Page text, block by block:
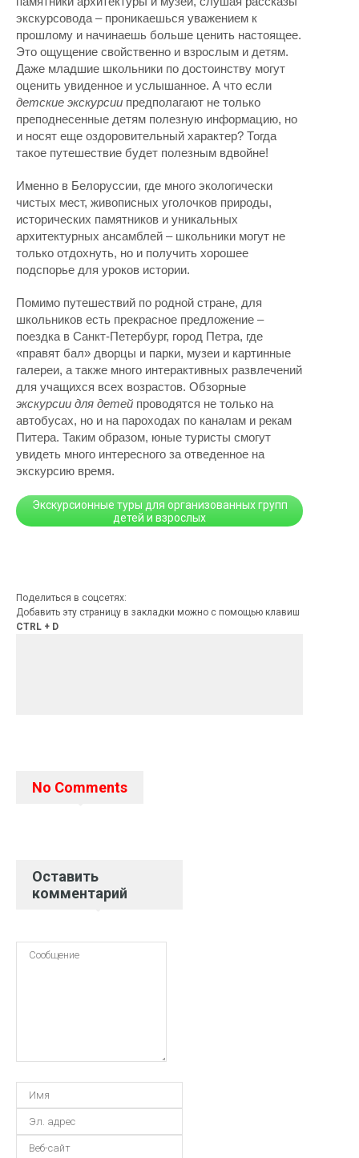
экскурсовода – проникаешься уважением к
прошлому и начинаешь больше ценить настоящее.
Это ощущение свойственно и взрослым и детям.
Даже младшие школьники по достоинству могут
оценить увиденное и услышанное. А что если
детские экскурсии предполагают не только
преподнесенные детям полезную информацию, но
и носят еще оздоровительный характер? Тогда
такое путешествие будет полезным вдвойне!
Именно в Белоруссии, где много экологически
чистых мест, живописных уголочков природы,
исторических памятников и уникальных
архитектурных ансамблей – школьники могут не
только отдохнуть, но и получить хорошее
подспорье для уроков истории.
Помимо путешествий по родной стране, для
школьников есть прекрасное предложение –
поездка в Санкт-Петербург, город Петра, где
«правят бал» дворцы и парки, музеи и картинные
галереи, а также много интерактивных развлечений
для учащихся всех возрастов. Обзорные
экскурсии для детей проводятся не только на
автобусах, но и на пароходах по каналам и рекам
Питера. Таким образом, юные туристы смогут
увидеть много интересного за отведенное на
экскурсию время.
Экскурсионные туры для организованных групп
детей и взрослых
Поделиться в соцсетях:
Добавить эту страницу в закладки можно с помощью клавиш
CTRL + D
No Comments
Оставить
комментарий